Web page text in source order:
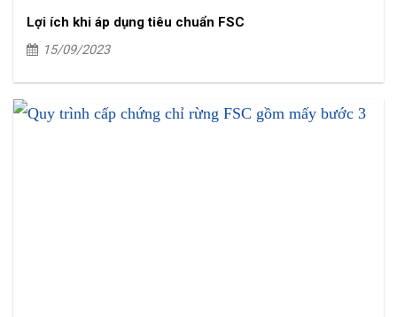
Lợi ích khi áp dụng tiêu chuẩn FSC
15/09/2023